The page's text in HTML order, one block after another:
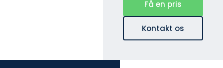
Få en pris
Kontakt os